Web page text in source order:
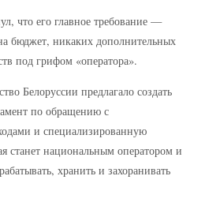
что его главное требование —
бюджет, никаких дополнительных
под грифом «оператора».
Белоруссии предлагало создать
по обращению с
и специализированную
станет национальным оператором и
хранить и захоранивать